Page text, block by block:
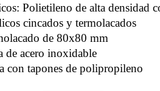
Polietileno de alta densidad
cincados y termolacados
de 80x80 mm
de acero inoxidable
con tapones de polipropileno